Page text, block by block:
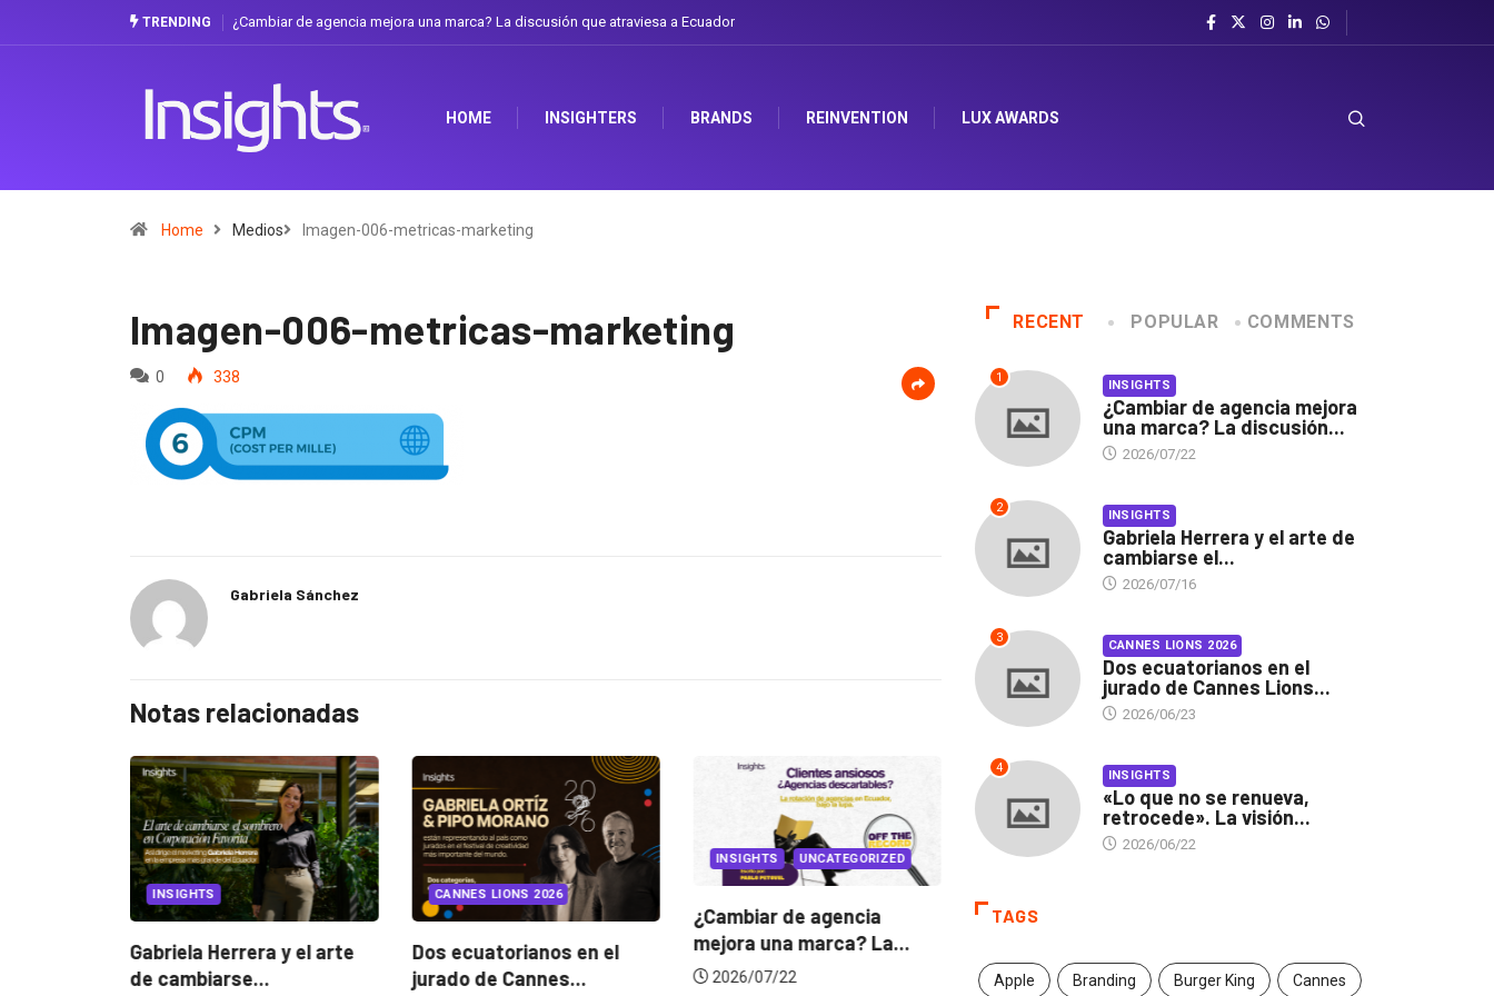
TRENDING ¿Cambiar de agencia mejora una marca? La discusión que atraviesa a Ecuador
HOME INSIGHTERS BRANDS REINVENTION LUX AWARDS
Home Medios Imagen-006-metricas-marketing
Imagen-006-metricas-marketing
0 338
Gabriela Sánchez
Notas relacionadas
INSIGHTS
Gabriela Herrera y el arte
de cambiarse...
CANNES LIONS 2026
Dos ecuatorianos en el
jurado de Cannes...
INSIGHTS UNCATEGORIZED
¿Cambiar de agencia
mejora una marca? La...
2026/07/22
de cambiarse...
jurado de Cannes...
RECENT POPULAR COMMENTS
1 INSIGHTS
¿Cambiar de agencia mejora
una marca? La discusión...
2026/07/22
2 INSIGHTS
Gabriela Herrera y el arte de
cambiarse el...
2026/07/16
3 CANNES LIONS 2026
Dos ecuatorianos en el
jurado de Cannes Lions...
2026/06/23
4 INSIGHTS
«Lo que no se renueva,
retrocede». La visión...
2026/06/22
TAGS
Apple Branding Burger King Cannes